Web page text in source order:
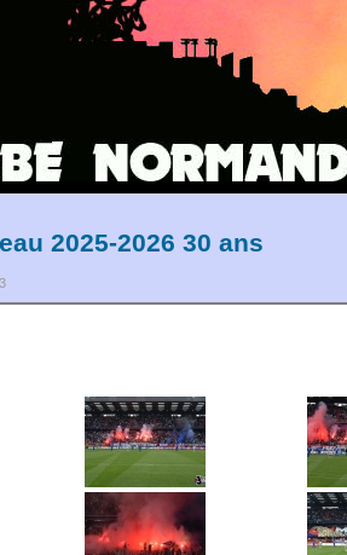
2025-2026 30 ans